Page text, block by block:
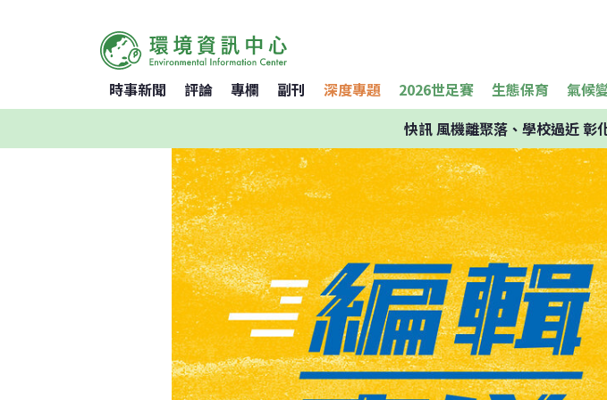
時事新聞 評論 專欄 副刊 深度專題 2026世足賽 生態保育 氣候
快訊風機離聚落、學校過近 彰